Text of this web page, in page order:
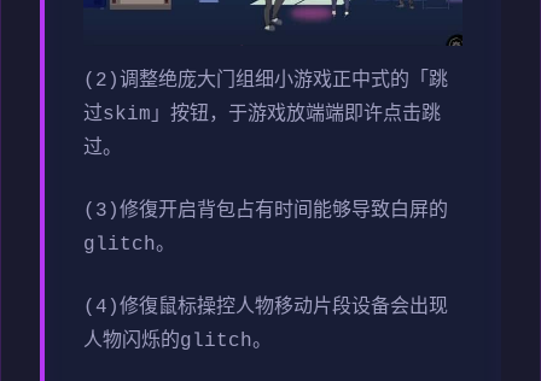
(2)调整绝庞大门组细小游戏正中式的「跳
过skim」按钮，于游戏放端端即许点击跳
过。
(3)修復开启背包占有时间能够导致白屏的
glitch。
(4)修復鼠标操控人物移动片段设备会出现
人物闪烁的glitch。